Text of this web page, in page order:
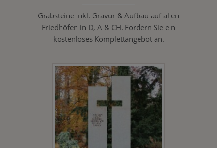
Grabsteine inkl. Gravur & Aufbau auf allen
Friedhöfen in D, A & CH. Fordern Sie ein
kostenloses Komplettangebot an.